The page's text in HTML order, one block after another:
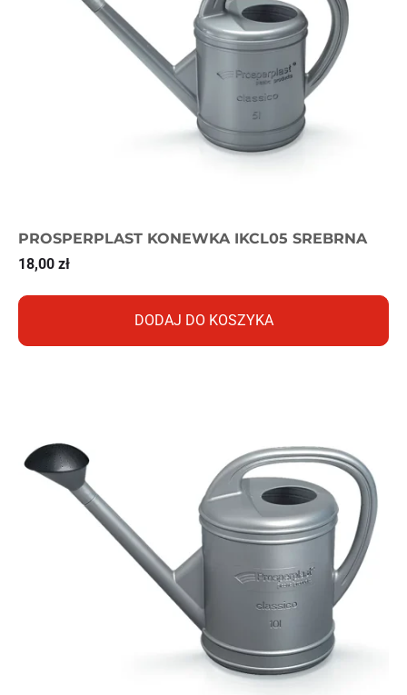
PROSPERPLAST KONEWKA IKCL05 SREBRNA
18,00 zł
DODAJ DO KOSZYKA